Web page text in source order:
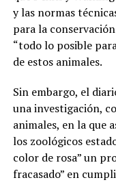
y las normas
para la
“todo lo posible
de estos animales.
Sin embargo, el
una investigación,
animales, en la que
los zoológicos
color de rosa” un
fracasado” en